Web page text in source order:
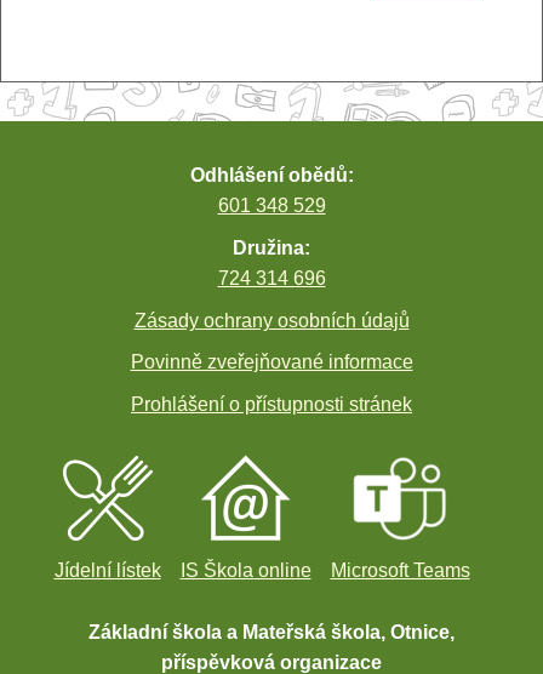
Odhlášení obědů:
601 348 529
Družina:
724 314 696
Zásady ochrany osobních údajů
Povinně zveřejňované informace
Prohlášení o přístupnosti stránek
Jídelní lístek IS Škola online Microsoft Teams
Základní škola a Mateřská škola, Otnice,
příspěvková organizace